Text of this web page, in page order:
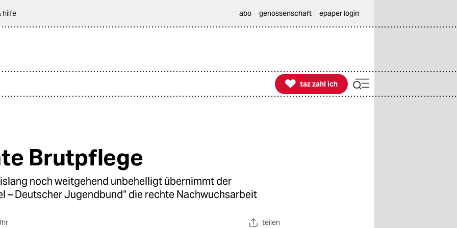
hilfe abo genossenschaft epaper login

taz zahl ich
taz zahl ich
Brutpflege
noch weitgehend unbehelligt übernimmt der
– Deutscher Jugendbund“ die rechte Nachwuchsarbeit
teilen